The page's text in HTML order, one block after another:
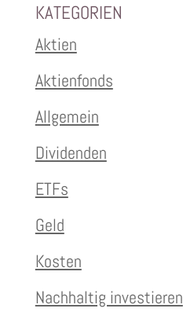
KATEGORIEN
Aktien
Aktienfonds
Allgemein
Dividenden
ETFs
Geld
Kosten
Nachhaltig investieren